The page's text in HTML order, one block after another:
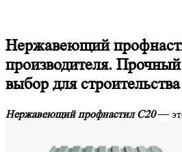
Нержавеющий
производителя.
выбор для строительства
Нержавеющий профнастил С20—